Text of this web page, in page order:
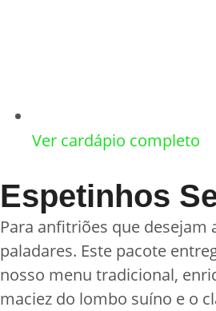
Ver cardápio completo
Espetinhos
Para anfitriões que desejam
paladares. Este pacote
nosso menu tradicional,
maciez do lombo suíno e o